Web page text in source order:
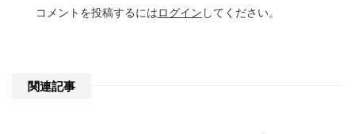
コメントを投稿するにはログイン してください。
関連記事